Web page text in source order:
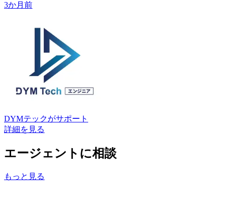
3か月前
DYMテックがサポート
詳細を見る
エージェントに相談
もっと見る